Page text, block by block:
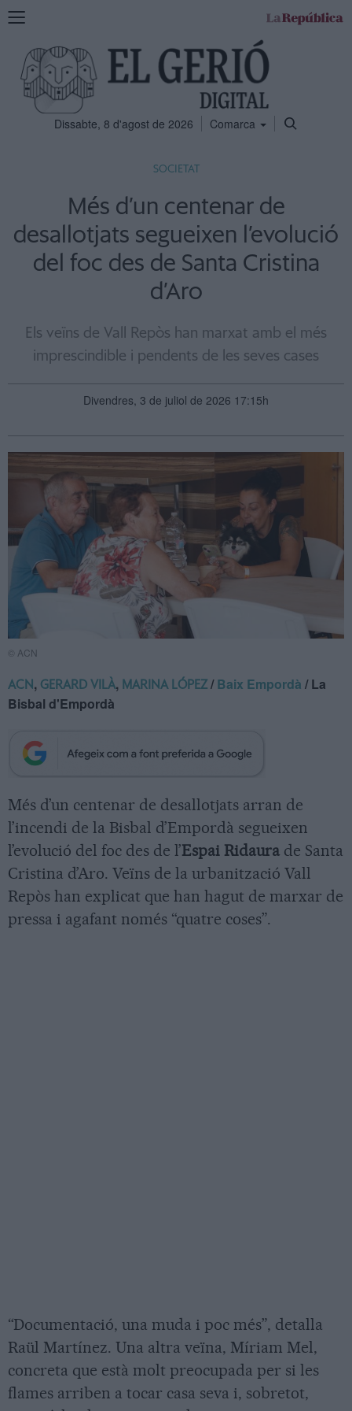
Mostra
navegació
Dissabte, 8 d'agost de 2026 Comarca
SOCIETAT
Més d’un centenar de
desallotjats segueixen l’evolució
del foc des de Santa Cristina
d’Aro
Els veïns de Vall Repòs han marxat amb el més
imprescindible i pendents de les seves cases
Divendres, 3 de juliol de 2026 17:15h
© ACN
ACN, GERARD VILÀ, MARINA LÓPEZ /Baix Empordà / La
Bisbal d'Empordà
Més d’un centenar de desallotjats arran de
l’incendi de la Bisbal d’Empordà segueixen
l’evolució del foc des de l’Espai Ridaura de Santa
Cristina d’Aro. Veïns de la urbanització Vall
Repòs han explicat que han hagut de marxar de
pressa i agafant només “quatre coses”.
“Documentació, una muda i poc més”, detalla
Raül Martínez. Una altra veïna, Míriam Mel,
concreta que està molt preocupada per si les
flames arriben a tocar casa seva i, sobretot,